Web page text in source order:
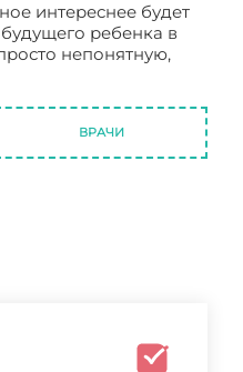
интереснее будет
ребенка в
непонятную,
ВРАЧИ